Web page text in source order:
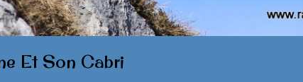
Et Son Cabri